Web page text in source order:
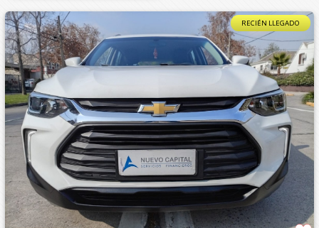
RECIÉN LLEGADO